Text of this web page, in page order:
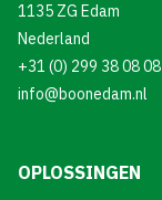
1135 ZG Edam
Nederland
+31 (0) 299 38 08 08
info@boonedam.nl
OPLOSSINGEN